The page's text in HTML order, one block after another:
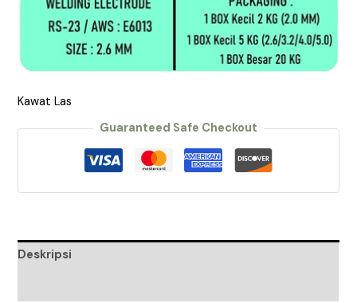
Kawat Las
Guaranteed Safe Checkout
Deskripsi